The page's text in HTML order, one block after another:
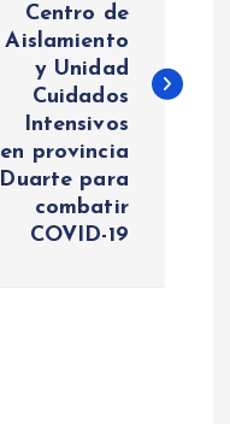
‪Centro de
Aislamiento
y Unidad
Cuidados
Intensivos
en provincia
Duarte para‬
combatir
COVID-19